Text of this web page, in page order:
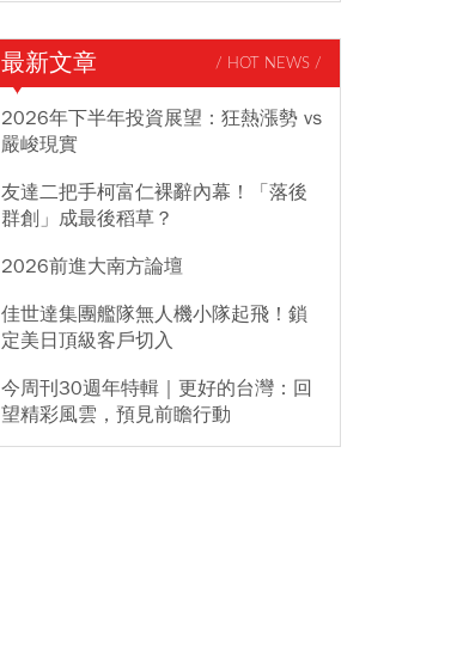
最新文章 / HOT NEWS /
2026年下半年投資展望：狂熱漲勢 vs
嚴峻現實
友達二把手柯富仁裸辭內幕！「落後
群創」成最後稻草？
2026前進大南方論壇
佳世達集團艦隊無人機小隊起飛！鎖
定美日頂級客戶切入
今周刊30週年特輯｜更好的台灣：回
望精彩風雲，預見前瞻行動